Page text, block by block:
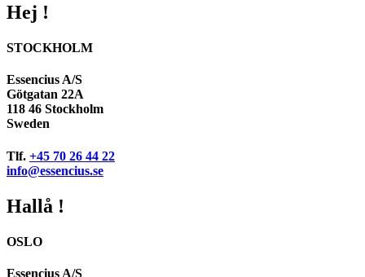
Hej !
STOCKHOLM
Essencius A/S
Götgatan 22A
118 46 Stockholm
Sweden
Tlf. +45 70 26 44 22
info@essencius.se
Hallå !
OSLO
Essencius A/S